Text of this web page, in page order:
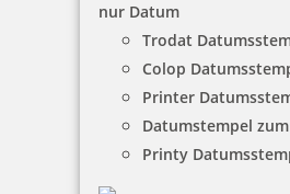
nur Datum
Trodat
Colop
Printer
Datumstempel
Printy
Kontakt- oder Adressdaten